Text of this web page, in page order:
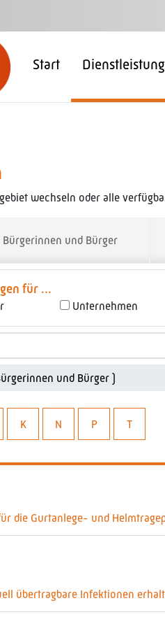
Start
wechseln oder alle
und Bürger
für ...
Unternehmen
K N P T
die Gurtanlege- und
übertragbare Infektionen